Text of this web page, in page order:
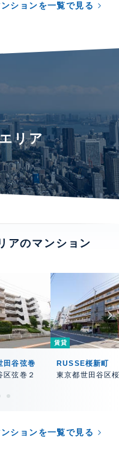
ションを一覧で見る
リア
アのマンション
田谷弦巻
区弦巻２
賃貸
RUSSE桜新町
東京都世田谷区
ションを一覧で見る